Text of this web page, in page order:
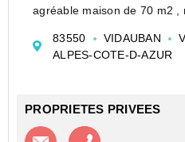
agréable maison de 70 m2 ,
garage.
Construite sur vide sanitair...
83550 VIDAUBAN
ALPES-COTE-D-AZUR
PROPRIETES PRIVEES
Contacter l'agence